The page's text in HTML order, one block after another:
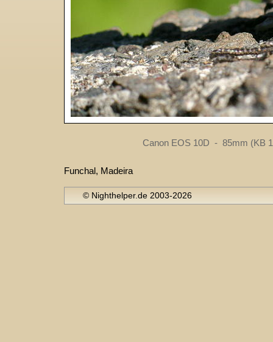
Canon EOS 10D - 85mm (KB
Funchal, Madeira
© Nighthelper.de 2003-2026